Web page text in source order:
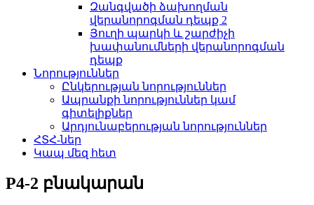
Զանգվածի ձախողման
վերանորոգման դեպք 2
Յուղի պարկի և շարժիչի
խափանումների վերանորոգման
դեպք
Նորություններ
Ընկերության նորություններ
Ապրանքի նորություններ կամ
գիտելիքներ
Արդյունաբերության նորություններ
ՀՏՀ-ներ
Կապ մեզ հետ
P4-2 բնակարան